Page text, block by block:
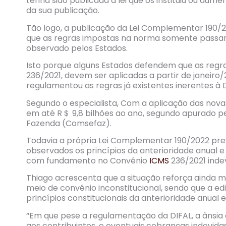
da sua publicação.
Tão logo, a publicação da Lei Complementar
que as regras impostas na norma somente
observado pelos Estados.
Isto porque alguns Estados defendem que as
236/2021, devem ser aplicadas a partir de
regulamentou as regras já existentes inerentes à
Segundo o especialista, Com a aplicação das
em até R＄ 9,8 bilhões ao ano, segundo apurado
Fazenda (Comsefaz).
Todavia a própria Lei Complementar 190/2022
observados os princípios da anterioridade anual
com fundamento no Convênio ICMS 236/2021
Thiago acrescenta que a situação reforça ainda
meio de convênio inconstitucional, sendo que a
princípios constitucionais da anterioridade anual
“Em que pese a regulamentação da DIFAL, a